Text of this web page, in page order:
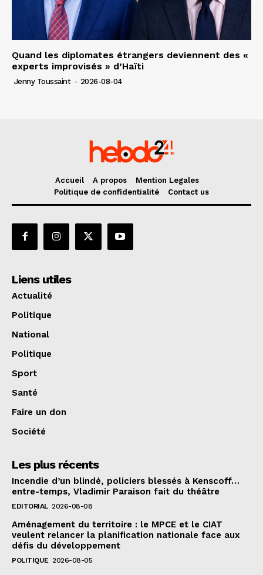
Quand les diplomates étrangers deviennent des «
experts improvisés » d’Haïti
Jenny Toussaint - 2026-08-04
Accueil A propos
Mention Legales
Politique de confidentialité
Contact us
Liens utiles
Actualité
Politique
National
Politique
Sport
Santé
Faire un don
Société
Les plus récents
Incendie d’un blindé, policiers blessés à Kenscoff…
entre-temps, Vladimir Paraison fait du théâtre
EDITORIAL 2026-08-08
Aménagement du territoire : le MPCE et le CIAT
veulent relancer la planification nationale face aux
défis du développement
POLITIQUE 2026-08-05